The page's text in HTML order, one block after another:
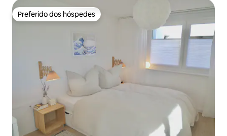
Preferido dos hóspedes
Preferido dos hóspedes